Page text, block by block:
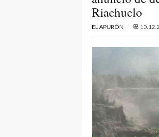
Riachuelo
EL APURÓN